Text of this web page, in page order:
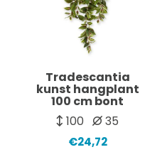
Tradescantia
kunst hangplant
100 cm bont
100
35
€24,72